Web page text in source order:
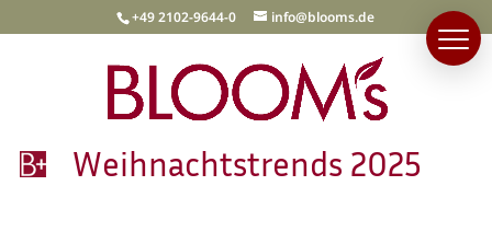
+49 2102-9644-0 info@blooms.de
Weihnachtstrends 2025